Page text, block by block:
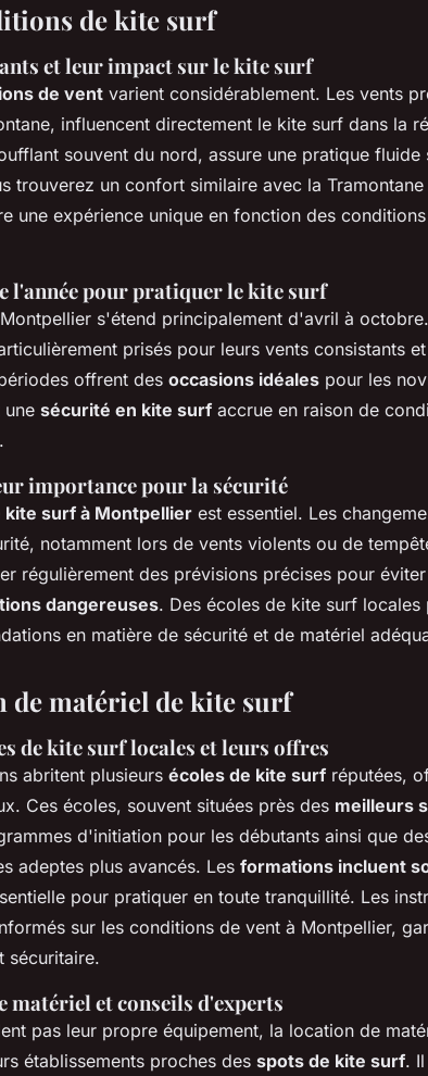
de kite surf
et leur impact sur le kite surf
de vent varient considérablement. Les vents
influencent directement le kite surf dans la
souvent du nord, assure une pratique fluide
trouverez un confort similaire avec la
une expérience unique en fonction des
l'année pour pratiquer le kite surf
s'étend principalement d'avril à
prisés pour leurs vents consistants
offrent des occasions idéales pour les
sécurité en kite surf accrue en raison de
importance pour la sécurité
kite surf à Montpellier est essentiel. Les
notamment lors de vents violents ou de
régulièrement des prévisions précises pour
dangereuses. Des écoles de kite surf locales
en matière de sécurité et de matériel
de matériel de kite surf
de kite surf locales et leurs offres
abritent plusieurs écoles de kite surf réputées,
Ces écoles, souvent situées près des meilleurs
d'initiation pour les débutants ainsi que
adeptes plus avancés. Les formations incluent
pour pratiquer en toute tranquillité. Les
sur les conditions de vent à Montpellier,
sécuritaire.
matériel et conseils d'experts
pas leur propre équipement, la location de
établissements proches des spots de kite surf.